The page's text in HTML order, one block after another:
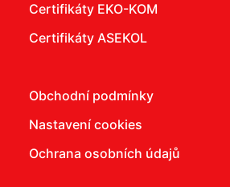
Certifikáty EKO-KOM
Certifikáty ASEKOL
Obchodní podmínky
Nastavení cookies
Ochrana osobních údajů